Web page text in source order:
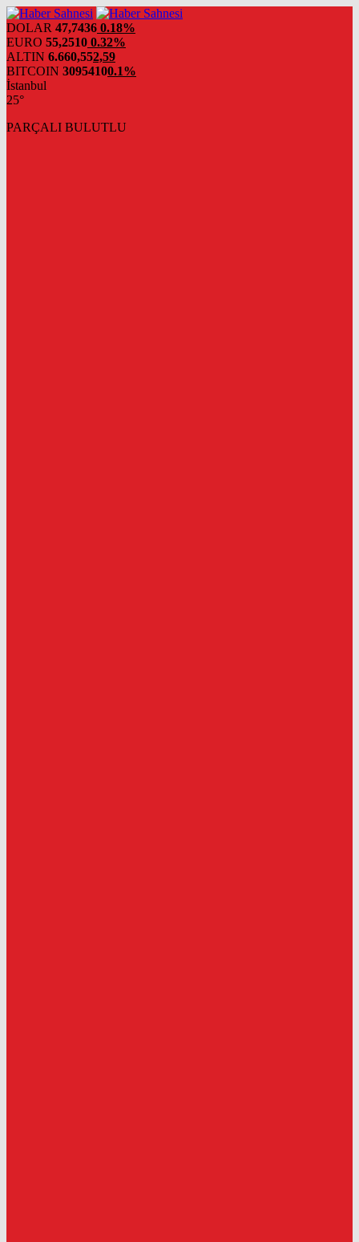
DOLAR 47,7436 0.18%
EURO 55,2510 0.32%
ALTIN 6.660,552,59
BITCOIN 30954100.1%
İstanbul
25°
PARÇALI BULUTLU